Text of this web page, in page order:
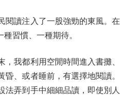
讀注入了一股強勁的東風。在
習慣、一種期待。
我都利用空閒時間進入書攤、
、或者睡前，有選擇地閱讀。
法弄到手中細細品讀，即使別人